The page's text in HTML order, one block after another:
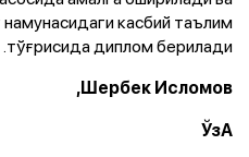
касбий таълим
тўғрисида диплом берилади.
Шербек Исломов,
ЎзА